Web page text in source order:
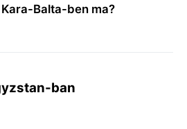
Balta-ben ma?
ban